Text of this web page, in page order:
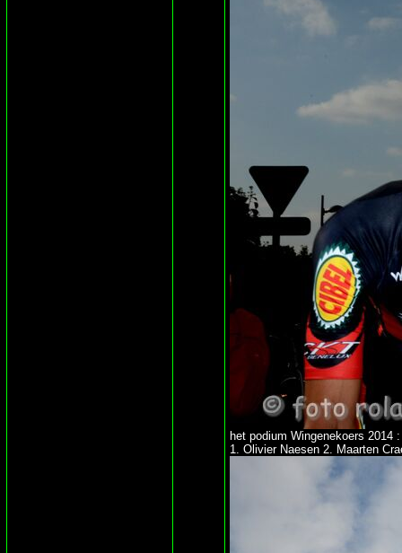
het podium Wingenekoers 2014 :
1. Olivier Naesen 2. Maarten